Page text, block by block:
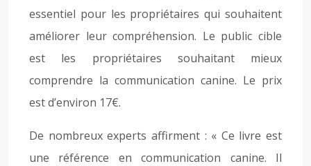
essentiel pour les propriétaires qui souhaitent
améliorer leur compréhension. Le public cible
est les propriétaires souhaitant mieux
comprendre la communication canine. Le prix
est d’environ 17€.
De nombreux experts affirment : « Ce livre est
une référence en communication canine. Il